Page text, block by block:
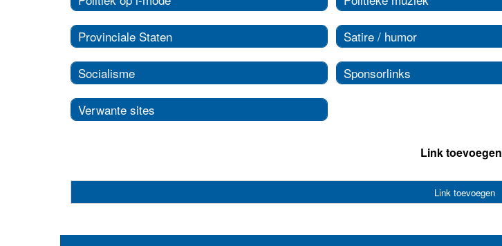
Provinciale Staten
Socialisme
Verwante sites
Satire / humor
Sponsorlinks
Link toevoegen
Link toevoegen